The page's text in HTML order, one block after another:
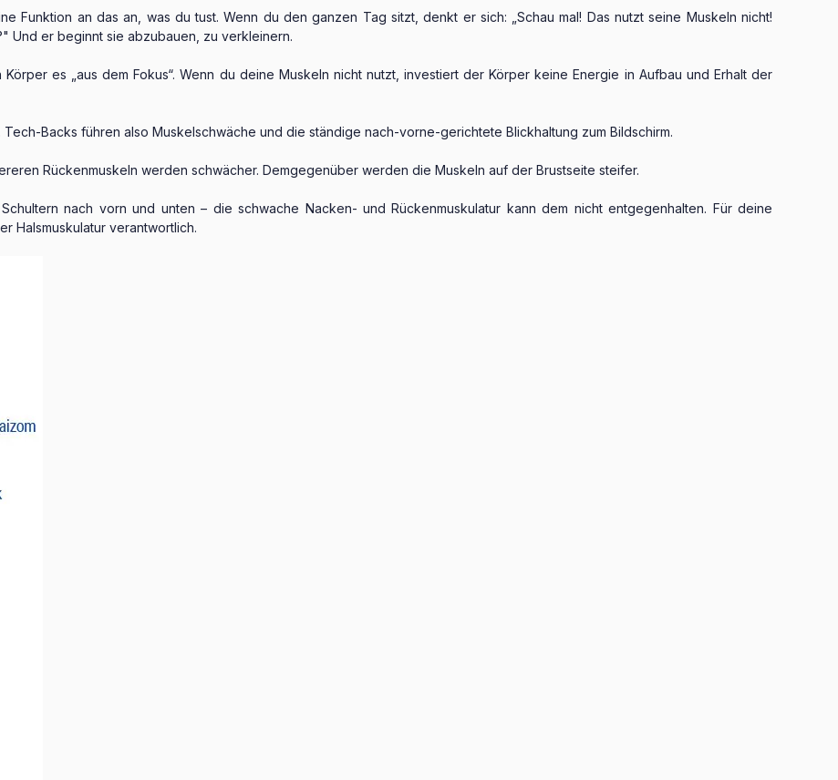
Funktion an das an, was du tust. Wenn du den ganzen Tag sitzt, denkt er sich: „Schau mal! Das nutzt seine Muskeln nicht!
Und er beginnt sie abzubauen, zu verkleinern.
es „aus dem Fokus“. Wenn du deine Muskeln nicht nutzt, investiert der Körper keine Energie in Aufbau und Erhalt der
Backs führen also Muskelschwäche und die ständige nach-vorne-gerichtete Blickhaltung zum Bildschirm.
Rückenmuskeln werden schwächer. Demgegenüber werden die Muskeln auf der Brustseite steifer.
nach vorn und unten – die schwache Nacken- und Rückenmuskulatur kann dem nicht entgegenhalten. Für deine
Halsmuskulatur verantwortlich.